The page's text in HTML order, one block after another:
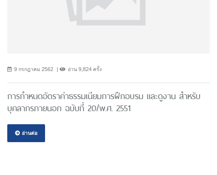
9 กรกฎาคม 2562 อ่าน 9,824 ครั้ง
การกำหนดอัตราค่าธรรมเนียมการฝึกอบรม และดูงาน สำหรับ
บุคลากรภายนอก ฉบับที่ 20/พ.ศ. 2551
อ่านต่อ